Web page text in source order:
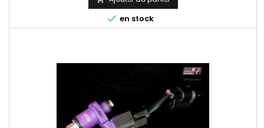
 en stock